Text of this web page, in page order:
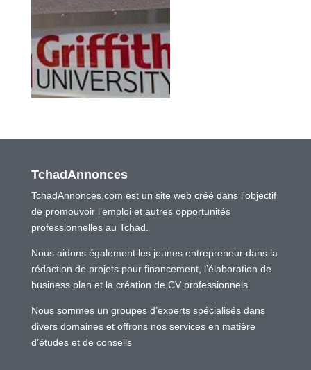
TchadAnnonces
TchadAnnonces.com est un site web créé dans l’objectif
de promouvoir l’emploi et autres opportunités
professionnelles au Tchad.
Nous aidons également les jeunes entrepreneur dans la
rédaction de projets pour financement, l’élaboration de
business plan et la création de CV professionnels.
Nous sommes un groupes d’experts spécialisés dans
divers domaines et offrons nos services en matière
d’études et de conseils